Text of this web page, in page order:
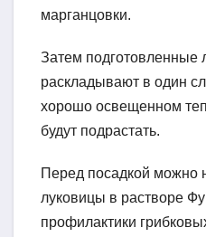
марганцовки.
Затем подготовленные
раскладывают в один
хорошо освещенном
будут подрастать.
Перед посадкой можно
луковицы в растворе
профилактики